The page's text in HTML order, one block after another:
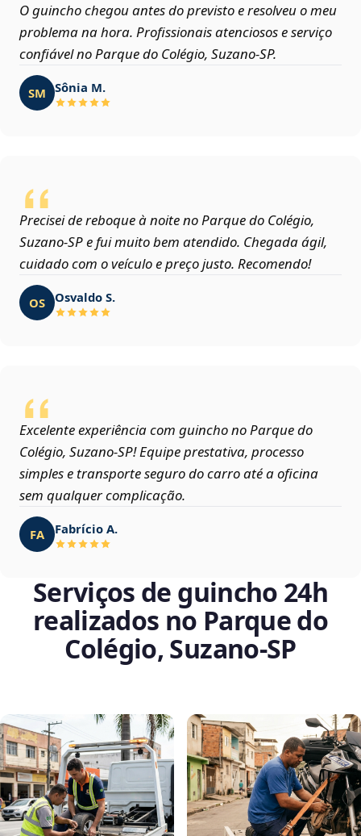
O guincho chegou antes do previsto e resolveu o meu
problema na hora. Profissionais atenciosos e serviço
confiável no Parque do Colégio, Suzano‑SP.
SM Sônia M.
Precisei de reboque à noite no Parque do Colégio,
Suzano‑SP e fui muito bem atendido. Chegada ágil,
cuidado com o veículo e preço justo. Recomendo!
OS Osvaldo S.
Excelente experiência com guincho no Parque do
Colégio, Suzano‑SP! Equipe prestativa, processo
simples e transporte seguro do carro até a oficina
sem qualquer complicação.
FA Fabrício A.
Serviços de guincho 24h
realizados no Parque do
Colégio, Suzano‑SP